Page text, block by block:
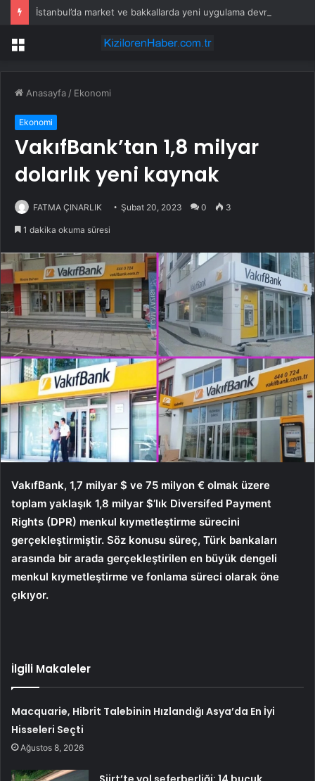
Menü
Anasayfa / Ekonomi
Ekonomi
VakıfBank’tan 1,8 milyar
dolarlık yeni kaynak
FATMA ÇINARLIK Şubat 20, 2023 0 3
1 dakika okuma süresi
VakıfBank, 1,7 milyar $ ve 75 milyon € olmak üzere
toplam yaklaşık 1,8 milyar $’lık Diversifed Payment
Rights (DPR) menkul kıymetleştirme sürecini
gerçekleştirmiştir. Söz konusu süreç, Türk bankaları
arasında bir arada gerçekleştirilen en büyük dengeli
menkul kıymetleştirme ve fonlama süreci olarak öne
çıkıyor.
İlgili Makaleler
Macquarie, Hibrit Talebinin Hızlandığı Asya’da En İyi
Hisseleri Seçti
Ağustos 8, 2026